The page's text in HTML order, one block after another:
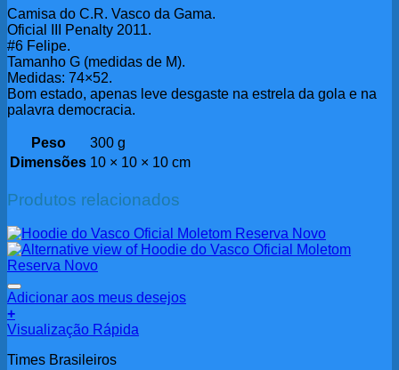
Camisa do C.R. Vasco da Gama.
Oficial III Penalty 2011.
#6 Felipe.
Tamanho G (medidas de M).
Medidas: 74×52.
Bom estado, apenas leve desgaste na estrela da gola e na
palavra democracia.
Peso
300 g
Dimensões 10 × 10 × 10 cm
Produtos relacionados
Adicionar aos meus desejos
+
Este
tem
Visualização Rápida
Times Brasileiros